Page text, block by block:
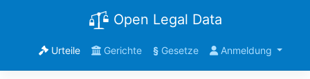
Open Legal Data
Urteile Gerichte §Gesetze Anmeldung